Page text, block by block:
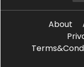
About